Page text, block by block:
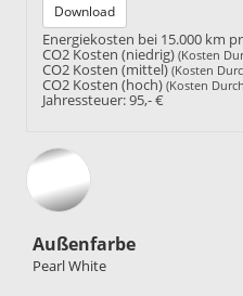
Download
Energiekosten bei 15.000 km
CO2 Kosten (niedrig) (Kosten
CO2 Kosten (mittel) (Kosten
CO2 Kosten (hoch) (Kosten
Jahressteuer:95,- €
Außenfarbe
Pearl White